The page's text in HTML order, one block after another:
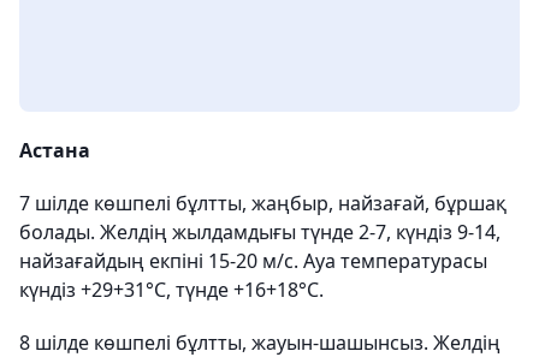
Астана
7 шілде көшпелі бұлтты, жаңбыр, найзағай, бұршақ
болады. Желдің жылдамдығы түнде 2-7, күндіз 9-14,
найзағайдың екпіні 15-20 м/с. Ауа температурасы
күндіз +29+31°C, түнде +16+18°C.
8 шілде көшпелі бұлтты, жауын-шашынсыз. Желдің